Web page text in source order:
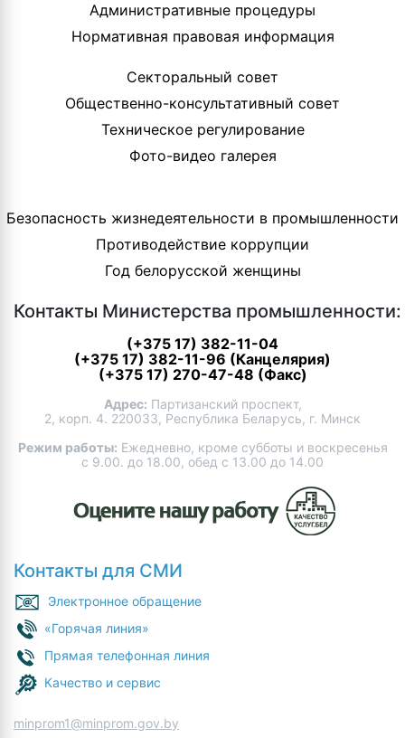
Административные процедуры
Нормативная правовая информация
Секторальный совет
Общественно-консультативный совет
Техническое регулирование
Фото-видео галерея
Безопасность жизнедеятельности в промышленности
Противодействие коррупции
Год белорусской женщины
Контакты Министерства промышленности:
(+375 17) 382-11-04
(+375 17) 382-11-96 (Канцелярия)
(+375 17) 270-47-48 (Факс)
Адрес: Партизанский проспект,
2, корп. 4. 220033, Республика Беларусь, г. Минск
Режим работы: Ежедневно, кроме субботы и воскресенья
с 9.00. до 18.00, обед с 13.00 до 14.00
Контакты для СМИ
Электронное обращение
«Горячая линия»
Прямая телефонная линия
Качество и сервис
minprom1@minprom.gov.by